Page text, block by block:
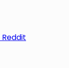
Reddit